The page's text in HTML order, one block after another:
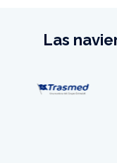
Las